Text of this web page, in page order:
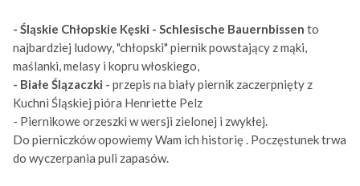
- Śląskie Chłopskie Kęski - Schlesische Bauernbissen to
najbardziej ludowy, "chłopski" piernik powstający z mąki,
maślanki, melasy i kopru włoskiego,
- Białe Ślązaczki - przepis na biały piernik zaczerpnięty z
Kuchni Śląskiej pióra Henriette Pelz
- Piernikowe orzeszki w wersji zielonej i zwykłej.
Do pierniczków opowiemy Wam ich historię . Poczęstunek trwa
do wyczerpania puli zapasów.